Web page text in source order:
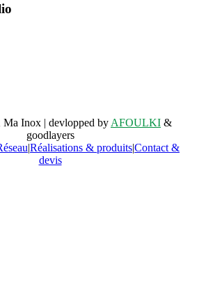
Inox | devlopped by AFOULKI &
goodlayers
|Réalisations & produits|Contact &
devis